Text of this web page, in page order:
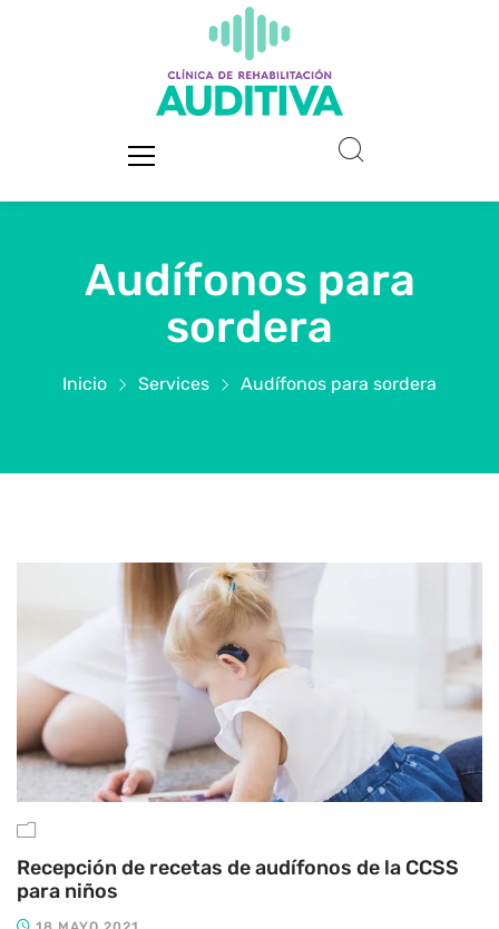
Audífonos para
sordera
Inicio Services Audífonos para sordera
Recepción de recetas de audífonos de la CCSS
para niños